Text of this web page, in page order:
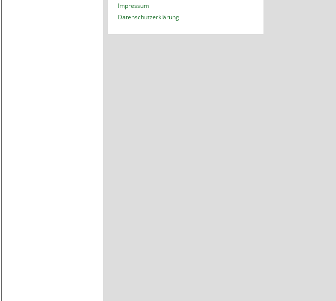
Impressum
Datenschutzerklärung